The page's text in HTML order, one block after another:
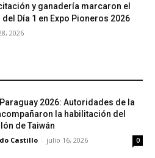
y ganadería marcaron el
Día 1 en Expo Pioneros 2026
2026
2026: Autoridades de la
la habilitación del
de Taiwán
Castillo - julio 16, 2026 0